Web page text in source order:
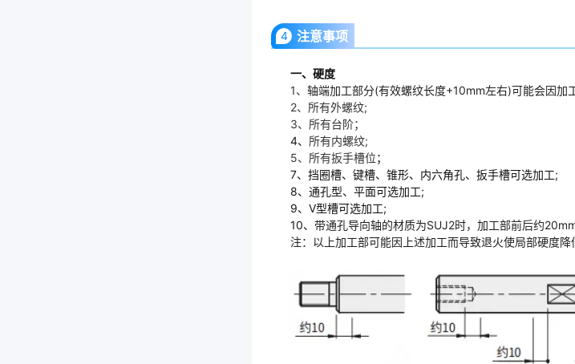
4 注意事项
一、硬度
1、 轴端加工部分(有效螺纹长度+10mm左右)可能会因加
2、所有外螺纹;
3、所有台阶；
4、 所有内螺纹;
5、所有扳手槽位；
7、挡圈槽、键槽、锥形、内六角孔、扳手槽可选加工;
8、通孔型、平面可选加工;
9、V型槽可选加工;
10、 带通孔导向轴的材质为SUJ2时，加工部前后约
注：以上加工部可能因上述加工而导致退火使局部硬度降